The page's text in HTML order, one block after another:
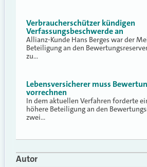
Verbraucherschützer kündigen
Verfassungsbeschwerde an
Allianz-Kunde Hans Berges war der
Beteiligung an den
zu…
Lebensversicherer muss
vorrechnen
In dem aktuellen Verfahren forderte
höhere Beteiligung an den
zwei…
Autor